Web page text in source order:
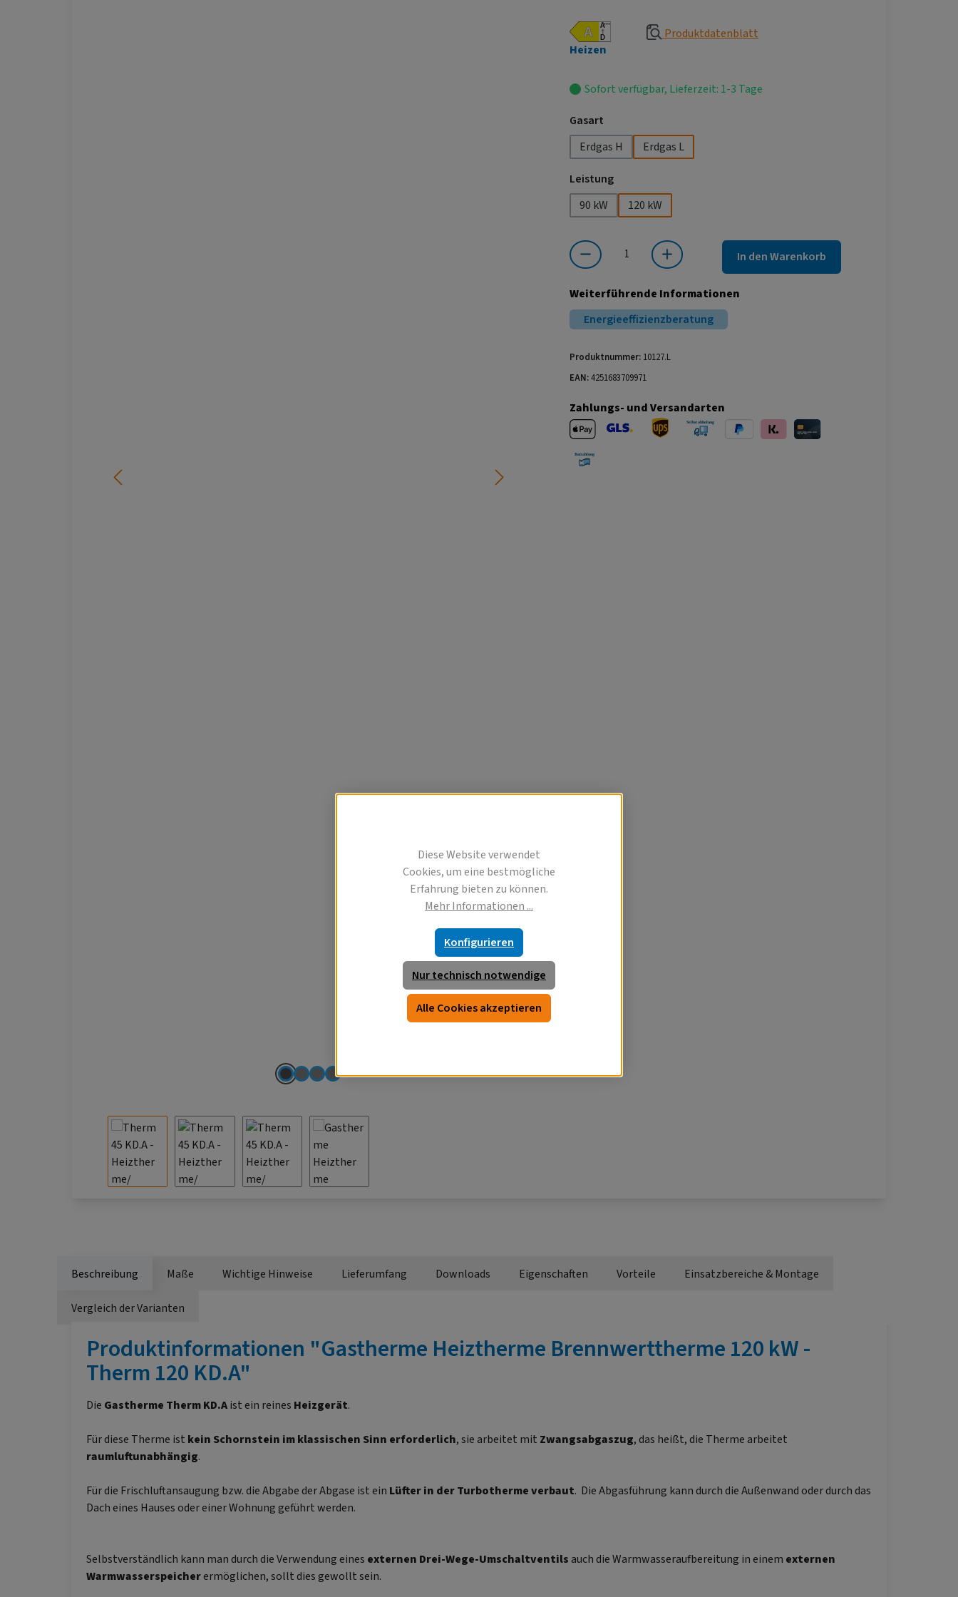
Heizen
Produktdatenblatt
Sofort verfügbar, Lieferzeit: 1-3 Tage
Gasart
Erdgas H
Erdgas L
Leistungauswählen
90 kW
120 kW
Produkt Anzahl: Gib den gewünschten Wert ein oder benutze die Schaltflächen um die
In den Warenkorb
Weiterführende Informationen
Energieeffizienzberatung
Produktnummer: 10127.L
EAN:4251683709971
Zahlungs- und Versandarten
Beschreibung Maße Wichtige Hinweise Lieferumfang Downloads Eigenschaften Vorteile Einsatzbereiche & Montage
Vergleich der Varianten
Produktinformationen "Gastherme Heiztherme Brennwerttherme 120 kW -
Therm 120 KD.A"
Die Gastherme Therm KD.Aist ein reines Heizgerät.
Für diese Therme ist kein Schornstein im klassischen Sinn erforderlich, sie arbeitet mit Zwangsabgaszug, das heißt, die Therme arbeitet
raumluftunabhängig.
Für die Frischluftansaugung bzw. die Abgabe der Abgase ist ein Lüfter in der Turbotherme verbaut. Die Abgasführung kann durch die Außenwand oder durch das
Dach eines Hauses oder einer Wohnung geführt werden.
Selbstverständlich kann man durch die Verwendung eines externen Drei-Wege-Umschaltventilsauch die Warmwasseraufbereitung in einem externen
Warmwasserspeicherermöglichen, sollt dies gewollt sein.
Diese Website verwendet
Cookies, um eine bestmögliche
Erfahrung bieten zu können.
Mehr Informationen ...
Nur technisch notwendige
Konfigurieren
Alle Cookies akzeptieren